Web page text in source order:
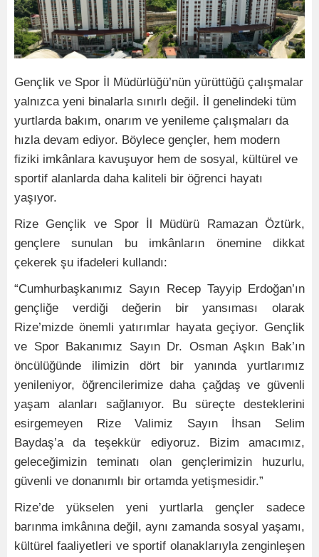
Gençlik ve Spor İl Müdürlüğü’nün yürüttüğü çalışmalar
yalnızca yeni binalarla sınırlı değil. İl genelindeki tüm
yurtlarda bakım, onarım ve yenileme çalışmaları da
hızla devam ediyor. Böylece gençler, hem modern
fiziki imkânlara kavuşuyor hem de sosyal, kültürel ve
sportif alanlarda daha kaliteli bir öğrenci hayatı
yaşıyor.
Rize Gençlik ve Spor İl Müdürü Ramazan Öztürk,
gençlere sunulan bu imkânların önemine dikkat
çekerek şu ifadeleri kullandı:
“Cumhurbaşkanımız Sayın Recep Tayyip Erdoğan’ın
gençliğe verdiği değerin bir yansıması olarak
Rize’mizde önemli yatırımlar hayata geçiyor. Gençlik
ve Spor Bakanımız Sayın Dr. Osman Aşkın Bak’ın
öncülüğünde ilimizin dört bir yanında yurtlarımız
yenileniyor, öğrencilerimize daha çağdaş ve güvenli
yaşam alanları sağlanıyor. Bu süreçte desteklerini
esirgemeyen Rize Valimiz Sayın İhsan Selim
Baydaş’a da teşekkür ediyoruz. Bizim amacımız,
geleceğimizin teminatı olan gençlerimizin huzurlu,
güvenli ve donanımlı bir ortamda yetişmesidir.”
Rize’de yükselen yeni yurtlarla gençler sadece
barınma imkânına değil, aynı zamanda sosyal yaşamı,
kültürel faaliyetleri ve sportif olanaklarıyla zenginleşen